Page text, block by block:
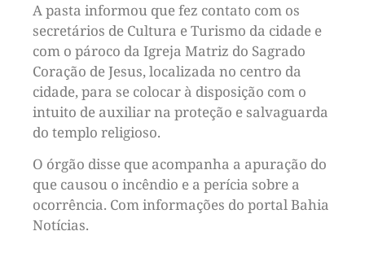
A pasta informou que fez contato com os
secretários de Cultura e Turismo da cidade e
com o pároco da Igreja Matriz do Sagrado
Coração de Jesus, localizada no centro da
cidade, para se colocar à disposição com o
intuito de auxiliar na proteção e salvaguarda
do templo religioso.
O órgão disse que acompanha a apuração do
que causou o incêndio e a perícia sobre a
ocorrência. Com informações do portal Bahia
Notícias.